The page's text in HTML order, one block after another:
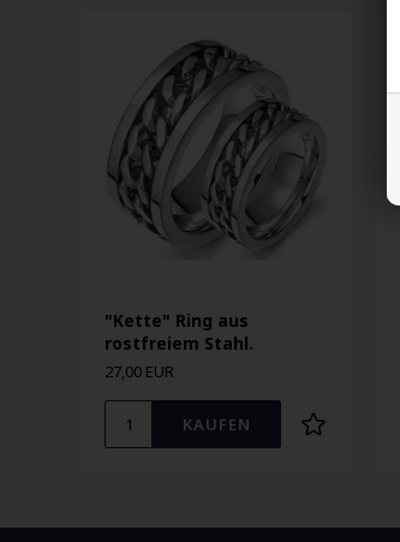
"Kette" Ring aus
rostfreiem Stahl.
27,00 EUR